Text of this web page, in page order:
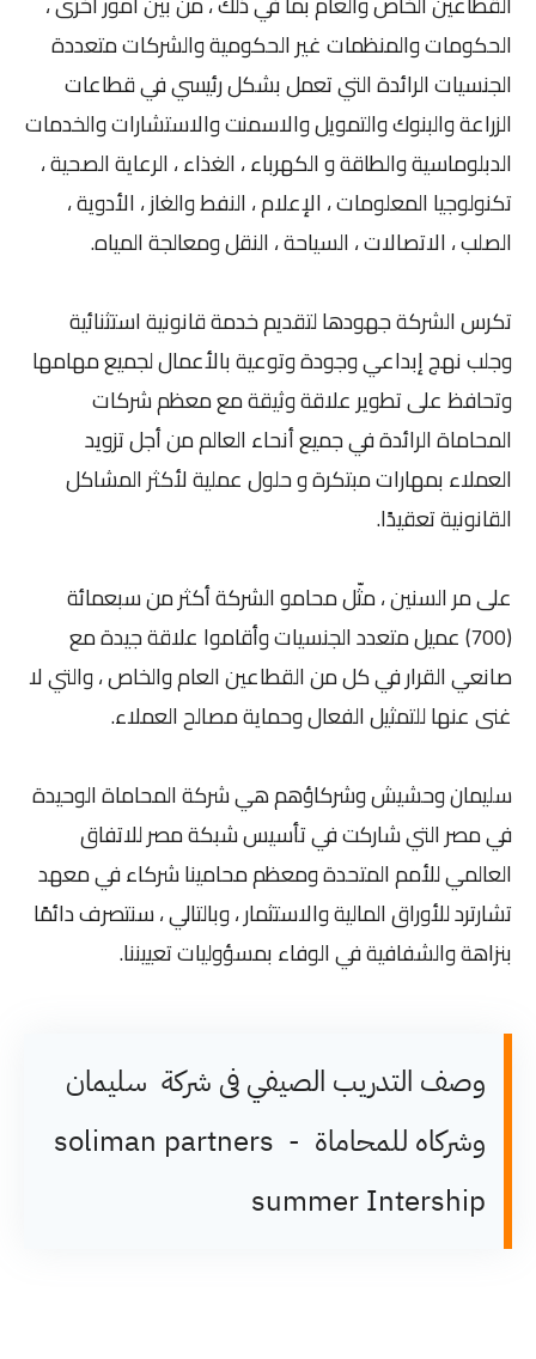
الحكومات والمنظمات غير الحكومية والشركات متعددة
الجنسيات الرائدة التي تعمل بشكل رئيسي في قطاعات
الزراعة والبنوك والتمويل والاسمنت والاستشارات والخدمات
الدبلوماسية والطاقة و الكهرباء ، الغذاء ، الرعاية الصحية ،
تكنولوجيا المعلومات ، الإعلام ، النفط والغاز ، الأدوية ،
الصلب ، الاتصالات ، السياحة ، النقل ومعالجة المياه.
تكرس الشركة جهودها لتقديم خدمة قانونية استثنائية
وجلب نهج إبداعي وجودة وتوعية بالأعمال لجميع مهامها
وتحافظ على تطوير علاقة وثيقة مع معظم شركات
المحاماة الرائدة في جميع أنحاء العالم من أجل تزويد
العملاء بمهارات مبتكرة و حلول عملية لأكثر المشاكل
القانونية تعقيدًا.
على مر السنين ، مثّل محامو الشركة أكثر من سبعمائة
(700) عميل متعدد الجنسيات وأقاموا علاقة جيدة مع
صانعي القرار في كل من القطاعين العام والخاص ، والتي لا
غنى عنها للتمثيل الفعال وحماية مصالح العملاء.
سليمان وحشيش وشركاؤهم هي شركة المحاماة الوحيدة
في مصر التي شاركت في تأسيس شبكة مصر للاتفاق
العالمي للأمم المتحدة ومعظم محامينا شركاء في معهد
تشارترد للأوراق المالية والاستثمار ، وبالتالي ، سنتصرف دائمًا
بنزاهة والشفافية في الوفاء بمسؤوليات تعييننا.
وصف التدريب الصيفي فى شركة سليمان
وشركاه للمحاماة - soliman partners
summer Intership